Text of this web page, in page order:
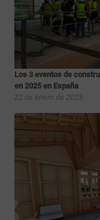
Los 3 eventos de
en 2025 en España
22 de enero de 2025